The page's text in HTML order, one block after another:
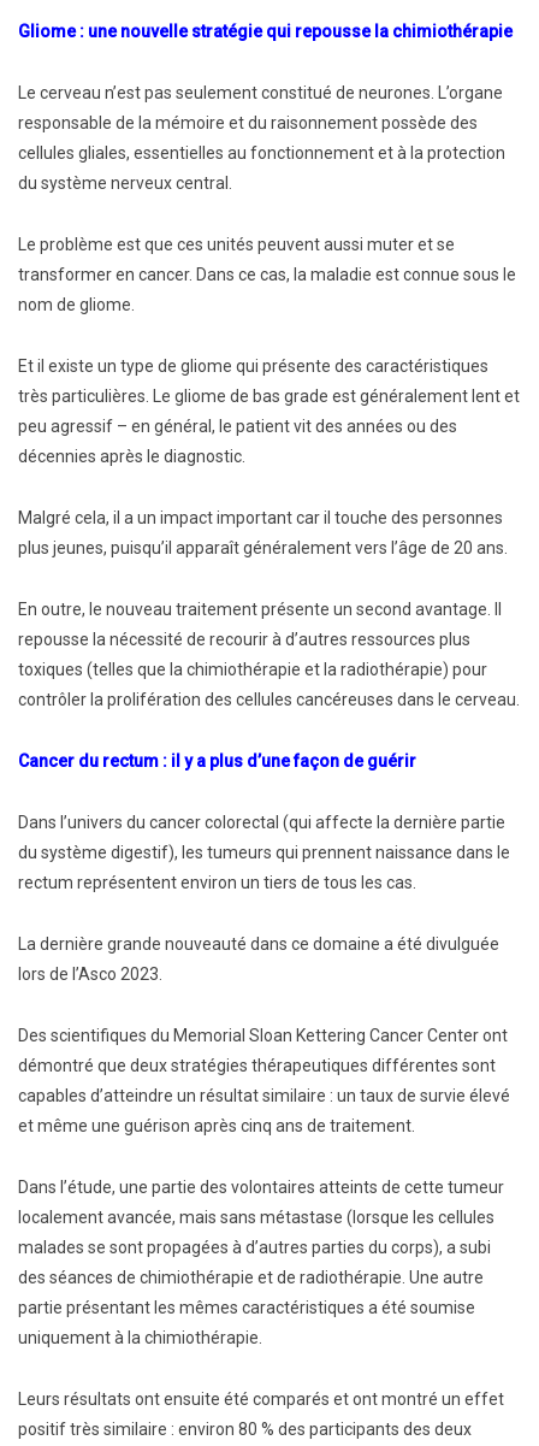
Gliome : une nouvelle stratégie qui repousse la chimiothérapie
Le cerveau n’est pas seulement constitué de neurones. L’organe
responsable de la mémoire et du raisonnement possède des
cellules gliales, essentielles au fonctionnement et à la protection
du système nerveux central.
Le problème est que ces unités peuvent aussi muter et se
transformer en cancer. Dans ce cas, la maladie est connue sous le
nom de gliome.
Et il existe un type de gliome qui présente des caractéristiques
très particulières. Le gliome de bas grade est généralement lent et
peu agressif – en général, le patient vit des années ou des
décennies après le diagnostic.
Malgré cela, il a un impact important car il touche des personnes
plus jeunes, puisqu’il apparaît généralement vers l’âge de 20 ans.
En outre, le nouveau traitement présente un second avantage. Il
repousse la nécessité de recourir à d’autres ressources plus
toxiques (telles que la chimiothérapie et la radiothérapie) pour
contrôler la prolifération des cellules cancéreuses dans le cerveau.
Cancer du rectum : il y a plus d’une façon de guérir
Dans l’univers du cancer colorectal (qui affecte la dernière partie
du système digestif), les tumeurs qui prennent naissance dans le
rectum représentent environ un tiers de tous les cas.
La dernière grande nouveauté dans ce domaine a été divulguée
lors de l’Asco 2023.
Des scientifiques du Memorial Sloan Kettering Cancer Center ont
démontré que deux stratégies thérapeutiques différentes sont
capables d’atteindre un résultat similaire : un taux de survie élevé
et même une guérison après cinq ans de traitement.
Dans l’étude, une partie des volontaires atteints de cette tumeur
localement avancée, mais sans métastase (lorsque les cellules
malades se sont propagées à d’autres parties du corps), a subi
des séances de chimiothérapie et de radiothérapie. Une autre
partie présentant les mêmes caractéristiques a été soumise
uniquement à la chimiothérapie.
Leurs résultats ont ensuite été comparés et ont montré un effet
positif très similaire : environ 80 % des participants des deux